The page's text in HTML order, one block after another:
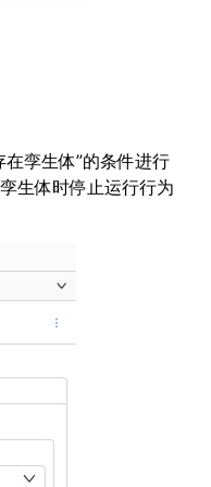
孪生体”的条件进行
生体时停止运行行为